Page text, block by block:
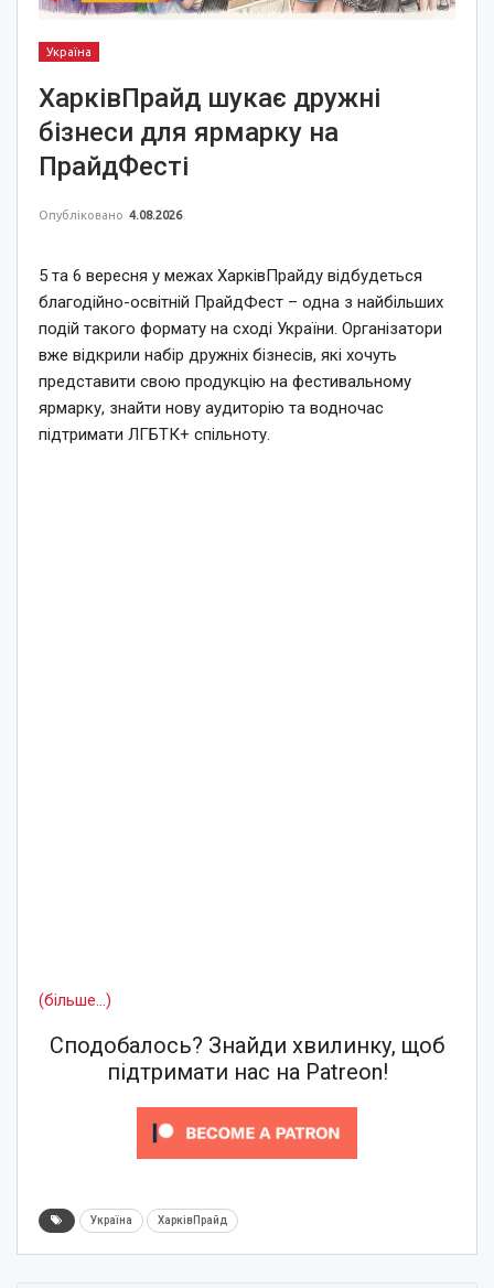
Україна
ХарківПрайд шукає дружні
бізнеси для ярмарку на
ПрайдФесті
Опубліковано 4.08.2026
5 та 6 вересня у межах ХарківПрайду відбудеться
благодійно-освітній ПрайдФест – одна з найбільших
подій такого формату на сході України. Організатори
вже відкрили набір дружніх бізнесів, які хочуть
представити свою продукцію на фестивальному
ярмарку, знайти нову аудиторію та водночас
підтримати ЛГБТК+ спільноту.
(більше…)
Сподобалось? Знайди хвилинку, щоб
підтримати нас на Patreon!
Україна ХарківПрайд